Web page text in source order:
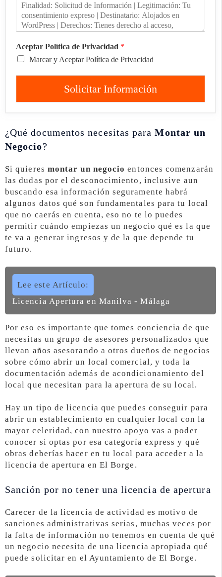
Aceptar Política de Privacidad *
Marcar y Aceptar Política de Privacidad
Solicitar Información
¿Qué documentos necesitas paraMontar un
Negocio?
Si quieres montar un negocio entonces comenzarán
las dudas por el desconocimiento, inclusive aun
buscando esa información seguramente habrá
algunos datos qué son fundamentales para tu local
que no caerás en cuenta, eso no te lo puedes
permitir cuándo empiezas un negocio qué es la que
te va a generar ingresos y de la que depende tu
futuro.
Lee este Artículo:
Licencia Apertura en Manilva - Málaga
Por eso es importante que tomes conciencia de que
necesitas un grupo de asesores personalizados que
llevan años asesorando a otros dueños de negocios
sobre cómo abrir un local comercial, y toda la
documentación además de acondicionamiento del
local que necesitan para la apertura de su local.
Hay un tipo de licencia que puedes conseguir para
abrir un establecimiento en cualquier local con la
mayor celeridad, con nuestro apoyo vas a poder
conocer si optas por esa categoría express y qué
obras deberías hacer en tu local para acceder a la
licencia de apertura en El Borge.
Sanción por no tener una licencia de apertura
Carecer de la licencia de actividad es motivo de
sanciones administrativas serias, muchas veces por
la falta de información no tenemos en cuenta de qué
un negocio necesita de una licencia apropiada qué
puede solicitar en el Ayuntamiento de El Borge.